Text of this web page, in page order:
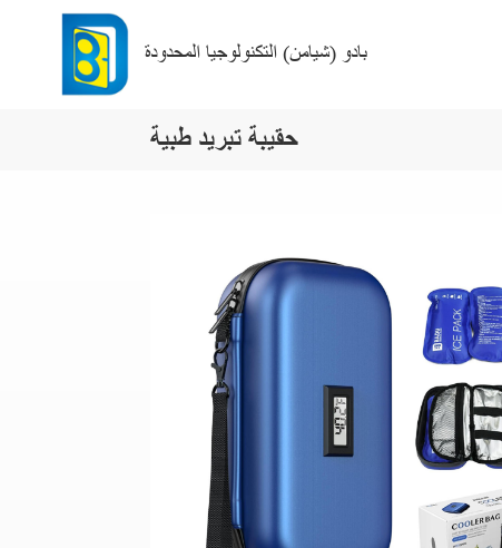
بادو (شيامن) التكنولوجيا المحدودة
حقيبة تبريد طبية